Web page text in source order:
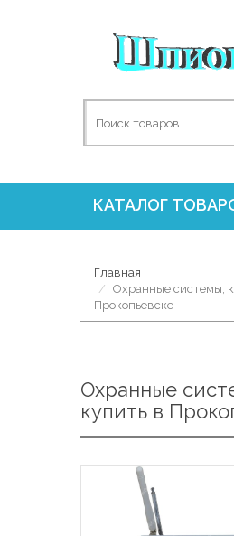
Главная
Охранные системы,
Прокопьевске
Охранные
купить в